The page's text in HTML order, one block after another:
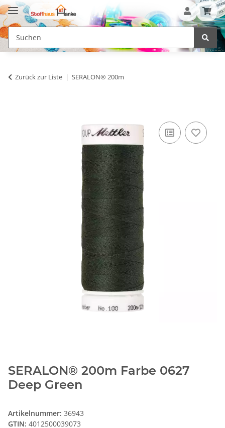
Zurück zur Liste SERALON® 200m
SERALON® 200m Farbe 0627
Deep Green
Artikelnummer: 36943
GTIN: 4012500039073